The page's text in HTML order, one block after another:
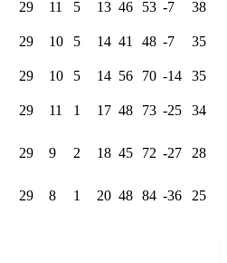
29 11 5 13 46 53 -7 38
29 10 5 14 41 48 -7 35
29 10 5 14 56 70 -14 35
29 11 1 17 48 73 -25 34
29 9 2 18 45 72 -27 28
29 8 1 20 48 84 -36
25